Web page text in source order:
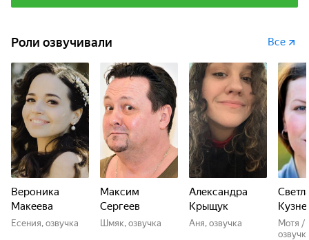
Роли озвучивали Все
Вероника
Макеева
Есения, озвучка
Максим
Сергеев
Шмяк, озвучка
Александра
Крыщук
Аня, озвучка
Мотя /